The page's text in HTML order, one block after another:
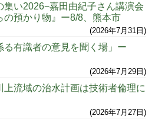
集い2026−嘉田由紀子さん講演会
の預かり物』ー8/8、熊本市
2026年7月31日
有識者の意見を聞く場」ー
2026年7月29日
流域の治水計画は技術者倫理に
2026年7月27日